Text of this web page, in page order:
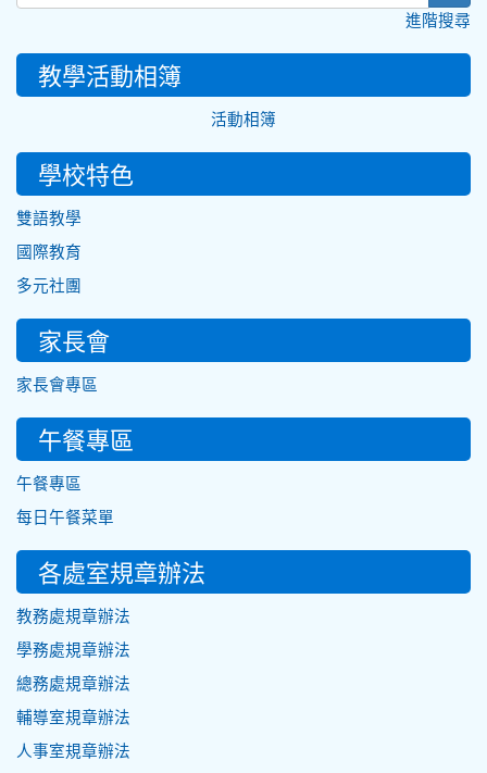
進階搜尋
教學活動相簿
活動相簿
學校特色
雙語教學
國際教育
多元社團
家長會
家長會專區
午餐專區
午餐專區
每日午餐菜單
各處室規章辦法
教務處規章辦法
學務處規章辦法
總務處規章辦法
輔導室規章辦法
人事室規章辦法